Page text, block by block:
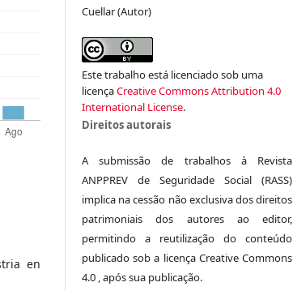
en
Cuellar (Autor)
Este trabalho está licenciado sob uma
licençaCreative Commons Attribution 4.0
International License.
Direitos autorais
A submissão de trabalhos à Revista
ANPPREV de Seguridade Social (RASS)
implica na cessão não exclusiva dos direitos
patrimoniais dos autores ao editor,
permitindo a reutilização do conteúdo
publicado sob a licença Creative Commons
4.0 , após sua publicação.